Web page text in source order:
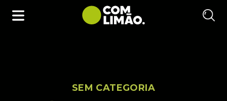
SEM CATEGORIA